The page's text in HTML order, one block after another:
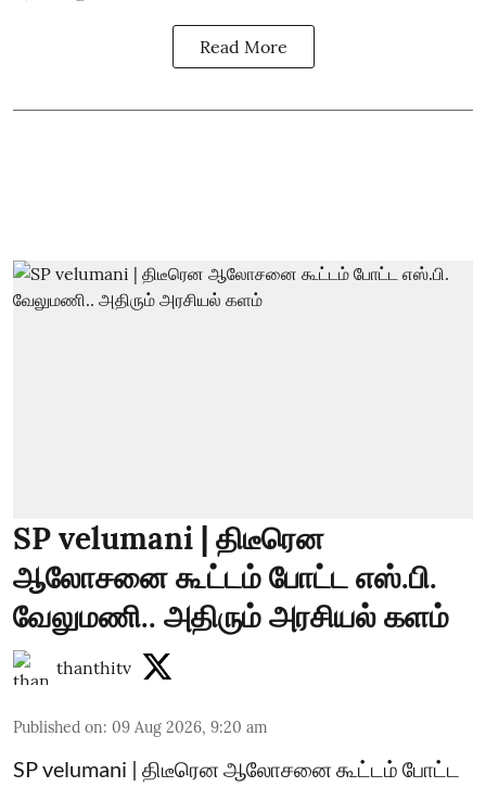
Read More
SP velumani | திடீரென
ஆலோசனை கூட்டம் போட்ட எஸ்.பி.
வேலுமணி.. அதிரும் அரசியல் களம்
thanthitv
Published on: 09 Aug 2026, 9:20 am
SP velumani | திடீரென ஆலோசனை கூட்டம் போட்ட